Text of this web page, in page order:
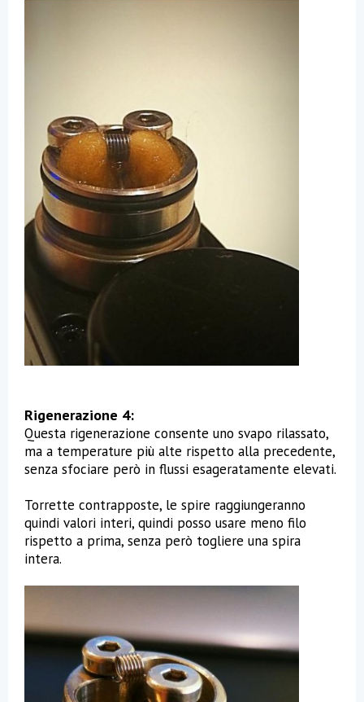
Rigenerazione 4:
Questa rigenerazione consente uno svapo rilassato,
ma a temperature più alte rispetto alla precedente,
senza sfociare però in flussi esageratamente elevati.
Torrette contrapposte, le spire raggiungeranno
quindi valori interi, quindi posso usare meno filo
rispetto a prima, senza però togliere una spira
intera.